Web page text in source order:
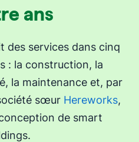
ans
des services dans cinq
: la construction, la
la maintenance et, par
sœur Hereworks,
de smart